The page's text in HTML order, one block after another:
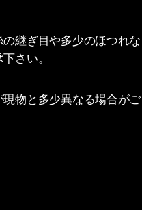
継ぎ目や多少のほつれ
さい。
物と多少異なる場合がご